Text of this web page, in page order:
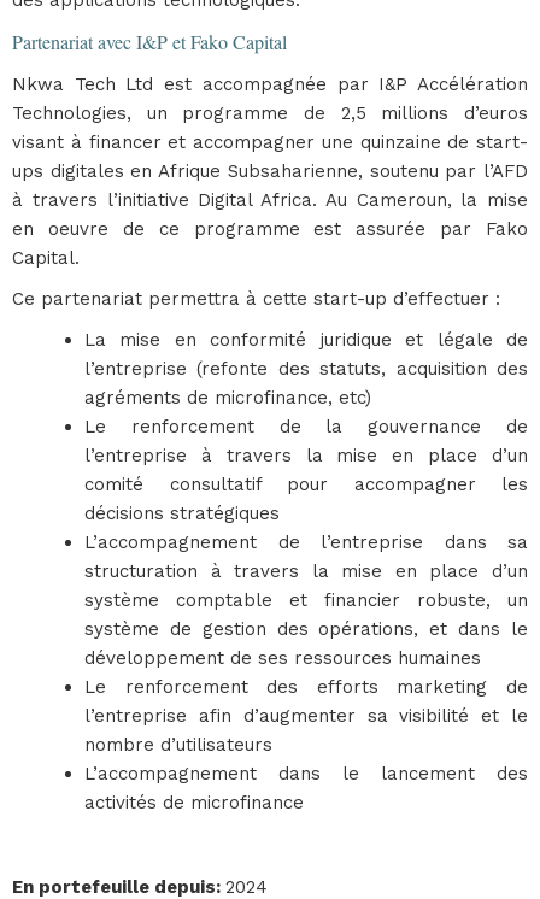
Partenariat avec I&P et Fako Capital
Nkwa Tech Ltd est accompagnée par I&P Accélération
Technologies, un programme de 2,5 millions d’euros
visant à financer et accompagner une quinzaine de start-
ups digitales en Afrique Subsaharienne, soutenu par l’AFD
à travers l’initiative Digital Africa. Au Cameroun, la mise
en oeuvre de ce programme est assurée par Fako
Capital.
Ce partenariat permettra à cette start-up d’effectuer :
La mise en conformité juridique et légale de
l’entreprise (refonte des statuts, acquisition des
agréments de microfinance, etc)
Le renforcement de la gouvernance de
l’entreprise à travers la mise en place d’un
comité consultatif pour accompagner les
décisions stratégiques
L’accompagnement de l’entreprise dans sa
structuration à travers la mise en place d’un
système comptable et financier robuste, un
système de gestion des opérations, et dans le
développement de ses ressources humaines
Le renforcement des efforts marketing de
l’entreprise afin d’augmenter sa visibilité et le
nombre d’utilisateurs
L’accompagnement dans le lancement des
activités de microfinance
En portefeuille depuis: 2024